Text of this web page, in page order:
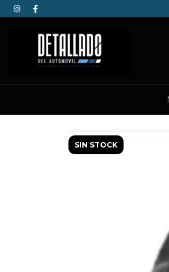
SIN STOCK